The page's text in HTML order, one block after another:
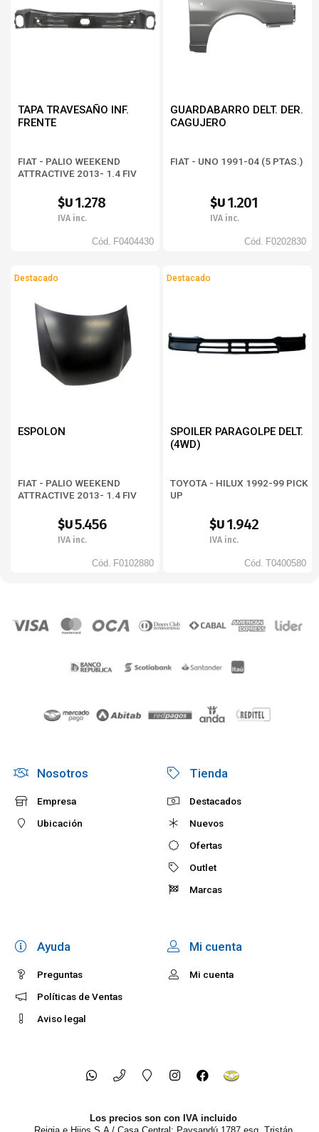
TAPA TRAVESAÑO INF.
FRENTE
FIAT - PALIO WEEKEND
ATTRACTIVE 2013- 1.4 FIV
$U1.278
IVA inc.
Cód. F0404430
GUARDABARRO DELT. DER.
CAGUJERO
FIAT - UNO 1991-04 (5 PTAS.)
$U1.201
IVA inc.
Cód. F0202830
Destacado
ESPOLON
FIAT - PALIO WEEKEND
ATTRACTIVE 2013- 1.4 FIV
$U5.456
IVA inc.
Cód. F0102880
Destacado
SPOILER PARAGOLPE DELT.
(4WD)
TOYOTA - HILUX 1992-99 PICK
UP
$U1.942
IVA inc.
Cód. T0400580
Nosotros
Empresa
Ubicación
Tienda
Destacados
Nuevos
Ofertas
Outlet
Marcas
Ayuda
Preguntas
Políticas de Ventas
Aviso legal
Mi cuenta
Mi cuenta
Los precios son con IVA incluido